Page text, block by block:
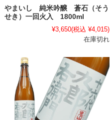
やまいし 純米吟醸 蒼石（そう
せき）一回火入 1800ml
¥3,650(税込 ¥4,015)
在庫切れ